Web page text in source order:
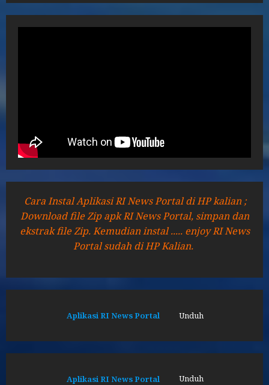
Cara Instal Aplikasi RI News Portal di HP kalian ;
Download file Zip apk RI News Portal, simpan dan
ekstrak file Zip. Kemudian instal ..... enjoy RI News
Portal sudah di HP Kalian.
Aplikasi RI News Portal Unduh
Aplikasi RI News Portal Unduh